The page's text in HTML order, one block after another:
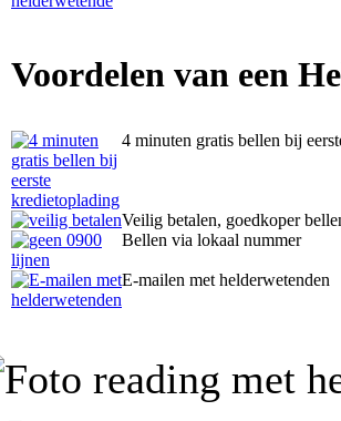
Voordelen van een
4 minuten gratis bellen bij
Veilig betalen, goedkoper
Bellen via lokaal nummer
E-mailen met helderwetenden